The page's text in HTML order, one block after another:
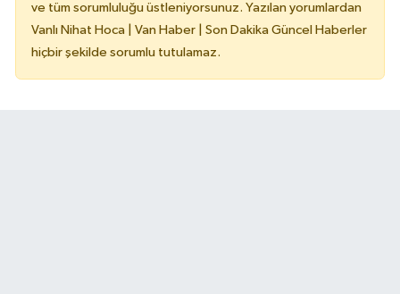
ve tüm sorumluluğu üstleniyorsunuz. Yazılan yorumlardan
Vanlı Nihat Hoca | Van Haber | Son Dakika Güncel Haberler
hiçbir şekilde sorumlu tutulamaz.